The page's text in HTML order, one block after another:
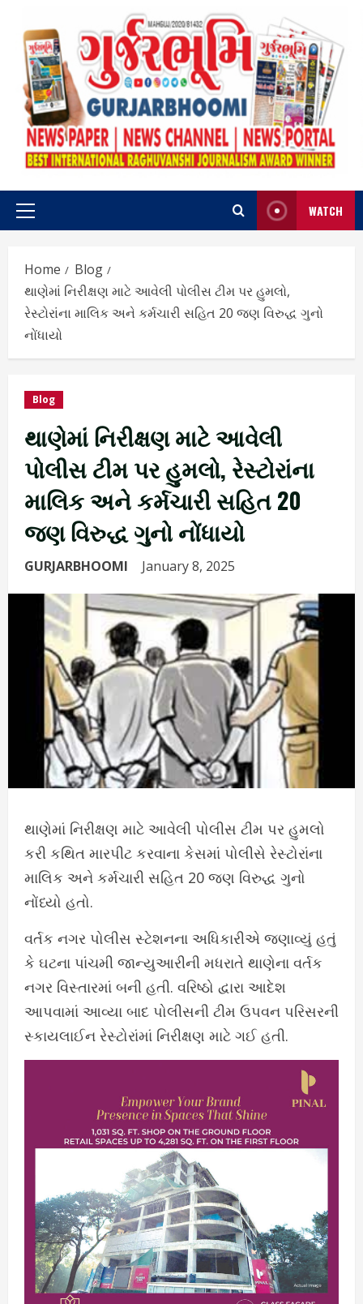
content
Primary
WATCH
Home
Blog
થાણેમાં નિરીક્ષણ માટે આવેલી પોલીસ ટીમ પર હુમલો,
રેસ્ટોરાંના માલિક અને કર્મચારી સહિત 20 જણ વિરુદ્ધ ગુનો
નોંધાયો
Blog
થાણેમાં નિરીક્ષણ માટે આવેલી
પોલીસ ટીમ પર હુમલો, રેસ્ટોરાંના
માલિક અને કર્મચારી સહિત 20
જણ વિરુદ્ધ ગુનો નોંધાયો
GURJARBHOOMI January 8, 2025
થાણેમાં નિરીક્ષણ માટે આવેલી પોલીસ ટીમ પર હુમલો
કરી કથિત મારપીટ કરવાના કેસમાં પોલીસે રેસ્ટોરાંના
માલિક અને કર્મચારી સહિત 20 જણ વિરુદ્ધ ગુનો
નોંધ્યો હતો.
વર્તક નગર પોલીસ સ્ટેશનના અધિકારીએ જણાવ્યું હતું
કે ઘટના પાંચમી જાન્યુઆરીની મધરાતે થાણેના વર્તક
નગર વિસ્તારમાં બની હતી. વરિષ્ઠો દ્વારા આદેશ
આપવામાં આવ્યા બાદ પોલીસની ટીમ ઉપવન પરિસરની
સ્કાયલાઈન રેસ્ટોરાંમાં નિરીક્ષણ માટે ગઈ હતી.